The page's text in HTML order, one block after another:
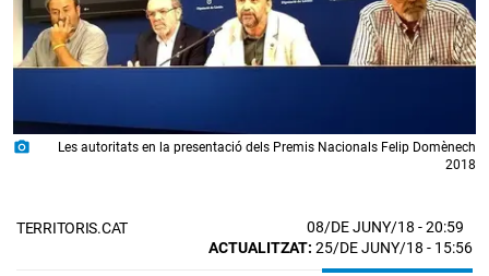
photo_camera
Les autoritats en la presentació dels Premis Nacionals Felip Domènech
2018
TERRITORIS.CAT 08/DE JUNY/18 - 20:59
ACTUALITZAT: 25/DE JUNY/18 - 15:56